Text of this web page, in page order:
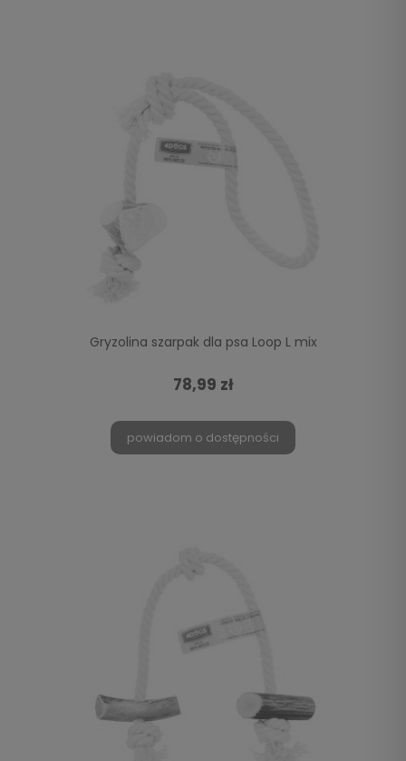
Gryzolina szarpak dla psa Loop L mix
78,99 zł
powiadom o dostępności